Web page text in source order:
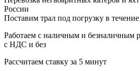
России
Поставим трал под погрузку в течение
Работаем с наличным и безналичным
с НДС и без
Рассчитаем ставку за 5 минут